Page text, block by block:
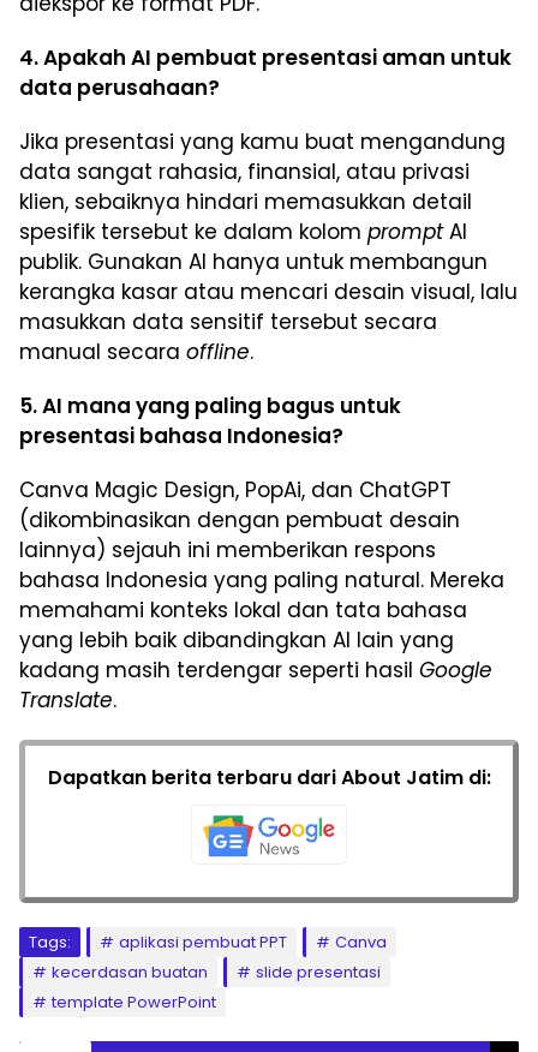
4. Apakah AI pembuat presentasi aman untuk
data perusahaan?
Jika presentasi yang kamu buat mengandung
data sangat rahasia, finansial, atau privasi
klien, sebaiknya hindari memasukkan detail
spesifik tersebut ke dalam kolom promptAI
publik. Gunakan AI hanya untuk membangun
kerangka kasar atau mencari desain visual, lalu
masukkan data sensitif tersebut secara
manual secara offline.
5. AI mana yang paling bagus untuk
presentasi bahasa Indonesia?
Canva Magic Design, PopAi, dan ChatGPT
(dikombinasikan dengan pembuat desain
lainnya) sejauh ini memberikan respons
bahasa Indonesia yang paling natural. Mereka
memahami konteks lokal dan tata bahasa
yang lebih baik dibandingkan AI lain yang
kadang masih terdengar seperti hasil Google
Translate.
Dapatkan berita terbaru dari About Jatim di:
Tags: aplikasi pembuat PPT
Canva
kecerdasan buatan
slide presentasi
template PowerPoint